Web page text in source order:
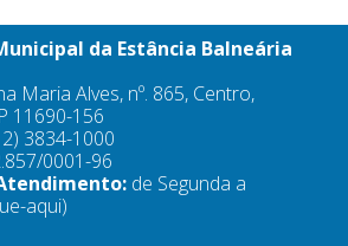
da Estância Balneária
Maria Alves, nº. 865, Centro,
11690-156
3834-1000
0001-96
de Segunda a
aqui)